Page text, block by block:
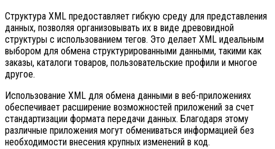
Структура XML предоставляет гибкую среду для представления
данных, позволяя организовывать их в виде древовидной
структуры с использованием тегов. Это делает XML идеальным
выбором для обмена структурированными данными, такими как
заказы, каталоги товаров, пользовательские профили и многое
другое.
Использование XML для обмена данными в веб-приложениях
обеспечивает расширение возможностей приложений за счет
стандартизации формата передачи данных. Благодаря этому
различные приложения могут обмениваться информацией без
необходимости внесения крупных изменений в код.